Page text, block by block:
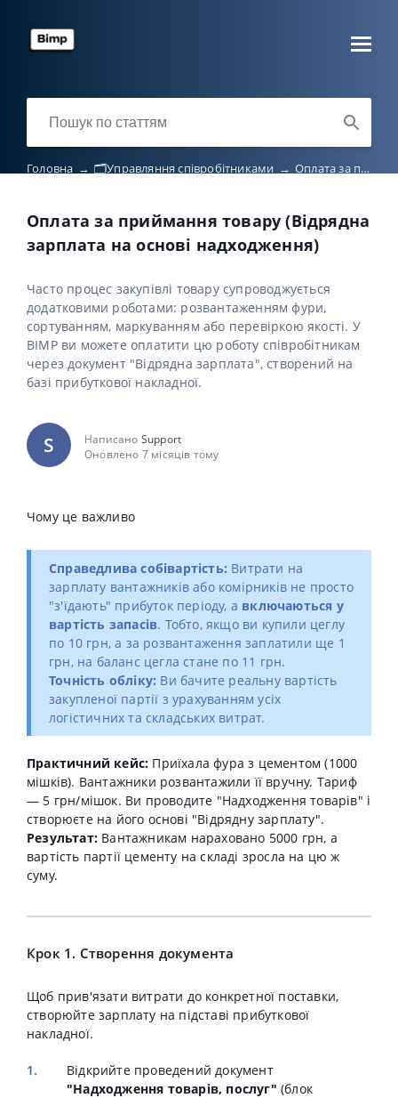
Головна → 🗂️Управляння співробітниками → Оплата за приймання товару (Відрядна зарплата на основі надходження)
Оплата за приймання товару (Відрядна
зарплата на основі надходження)
Часто процес закупівлі товару супроводжується
додатковими роботами: розвантаженням фури,
сортуванням, маркуванням або перевіркою якості. У
BIMP ви можете оплатити цю роботу співробітникам
через документ "Відрядна зарплата", створений на
базі прибуткової накладної.
S Написано Support
Оновлено 7 місяців тому
Чому це важливо
Справедлива собівартість: Витрати на
зарплату вантажників або комірників не просто
"з'їдають" прибуток періоду, а включаються у
вартість запасів. Тобто, якщо ви купили цеглу
по 10 грн, а за розвантаження заплатили ще 1
грн, на баланс цегла стане по 11 грн.
Точність обліку: Ви бачите реальну вартість
закупленої партії з урахуванням усіх
логістичних та складських витрат.
Практичний кейс: Приїхала фура з цементом (1000
мішків). Вантажники розвантажили її вручну. Тариф
— 5 грн/мішок. Ви проводите "Надходження товарів" і
створюєте на його основі "Відрядну зарплату".
Результат: Вантажникам нараховано 5000 грн, а
вартість партії цементу на складі зросла на цю ж
суму.
Крок 1. Створення документа
Щоб прив'язати витрати до конкретної поставки,
створюйте зарплату на підставі прибуткової
накладної.
Відкрийте проведений документ
"Надходження товарів, послуг" (блок